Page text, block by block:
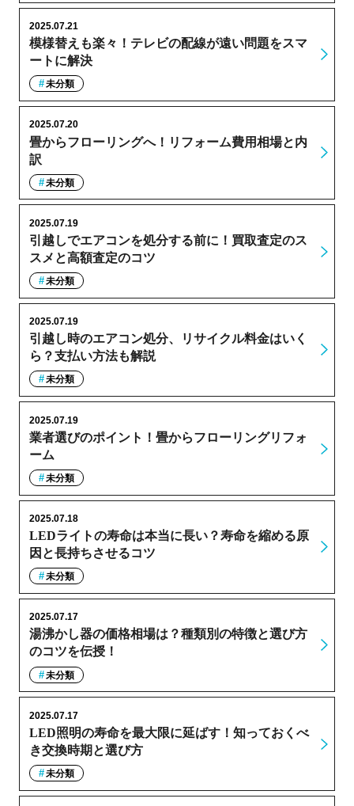
模様替えも楽々！テレビの配線が遠い問題をスマ
ートに解決
2025.07.21
未分類
畳からフローリングへ！リフォーム費用相場と内
訳
2025.07.20
未分類
引越しでエアコンを処分する前に！買取査定のス
スメと高額査定のコツ
2025.07.19
未分類
引越し時のエアコン処分、リサイクル料金はいく
ら？支払い方法も解説
2025.07.19
未分類
業者選びのポイント！畳からフローリングリフォ
ーム
2025.07.19
未分類
LEDライトの寿命は本当に長い？寿命を縮める原
因と長持ちさせるコツ
2025.07.18
未分類
湯沸かし器の価格相場は？種類別の特徴と選び方
のコツを伝授！
2025.07.17
未分類
LED照明の寿命を最大限に延ばす！知っておくべ
き交換時期と選び方
2025.07.17
未分類